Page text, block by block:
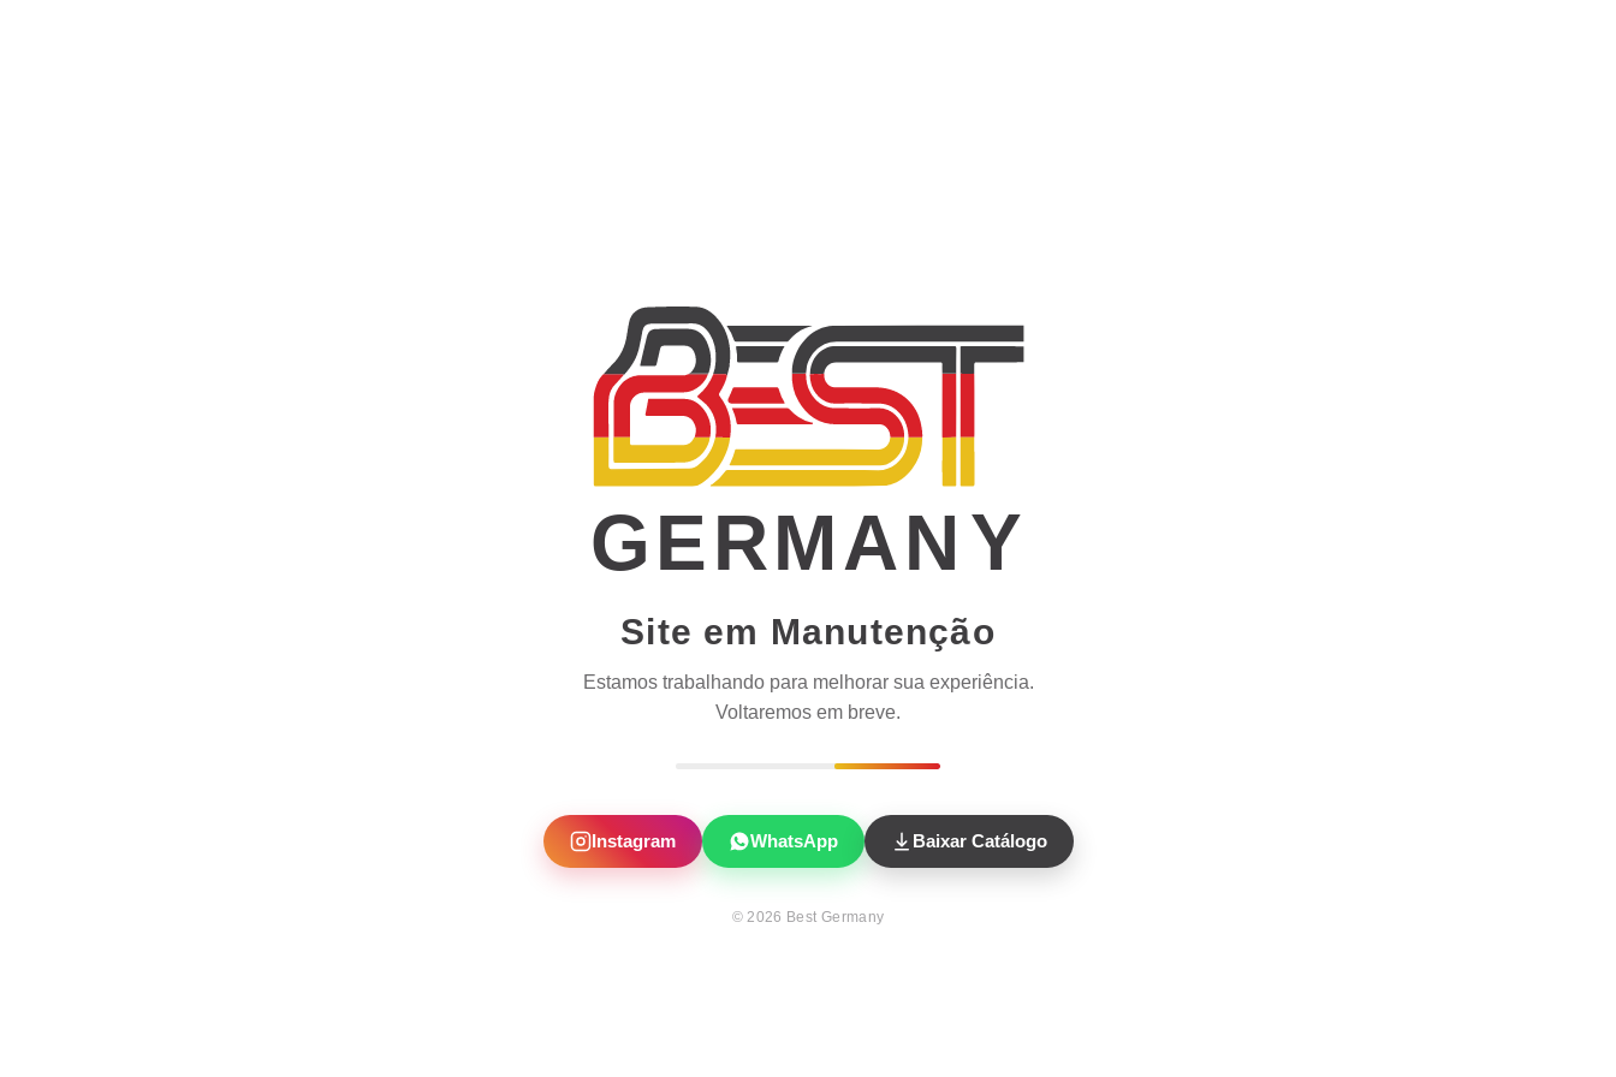
GERMANY
Site em Manutenção
Estamos trabalhando para melhorar sua experiência.
Voltaremos em breve.
Instagram WhatsApp Baixar Catálogo
© 2026 Best Germany